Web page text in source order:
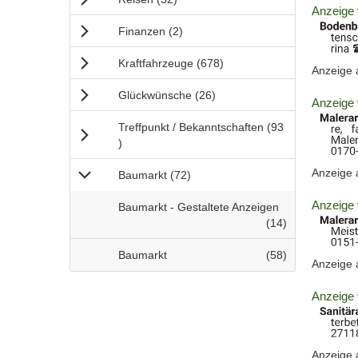
Finanzen (2Anzeigen
)
Kraftfahrzeuge (678Anzeigen
)
Glückwünsche (26Anzeigen
)
Treffpunkt / Bekanntschaften (93
Anzeigen
)
Baumarkt (72Anzeigen
)
B
u
m
a
Baumarkt - Gestaltete Anzeigen
(14Anzeigen
)
B
a
Baumarkt (58Anzeigen
)
Details
der
Anzeige
anzeigen
Info:
Anzeige
Anzeige
Details
der
Anzeige
2060742
|
Anzeige
Anzeige
Details
der
Anzeige
anzeigen
Info:
Anzeige
Anzeige
Details
der
Anzeige
Anzeige
Anzeige